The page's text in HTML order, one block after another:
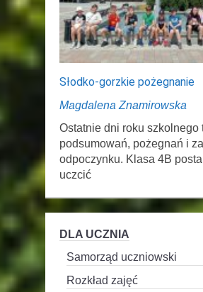
Słodko-gorzkie pożegnanie
Magdalena Znamirowska
Ostatnie dni roku szkolnego
podsumowań, pożegnań i
odpoczynku. Klasa 4B
uczcić
DLA UCZNIA
Samorząd uczniowski
Rozkład zajęć